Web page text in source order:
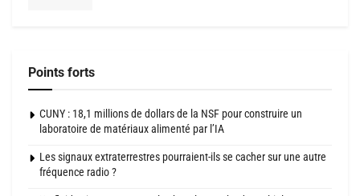
Points forts
CUNY : 18,1 millions de dollars de la NSF pour construire un
laboratoire de matériaux alimenté par l’IA
Les signaux extraterrestres pourraient-ils se cacher sur une autre
fréquence radio ?